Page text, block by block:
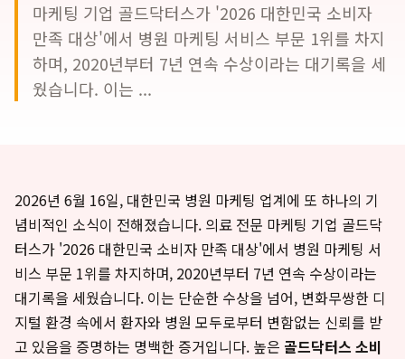
마케팅 기업 골드닥터스가 '2026 대한민국 소비자
만족 대상'에서 병원 마케팅 서비스 부문 1위를 차지
하며, 2020년부터 7년 연속 수상이라는 대기록을 세
웠습니다. 이는 ...
2026년 6월 16일, 대한민국 병원 마케팅 업계에 또 하나의 기
념비적인 소식이 전해졌습니다. 의료 전문 마케팅 기업 골드닥
터스가 '2026 대한민국 소비자 만족 대상'에서 병원 마케팅 서
비스 부문 1위를 차지하며, 2020년부터 7년 연속 수상이라는
대기록을 세웠습니다. 이는 단순한 수상을 넘어, 변화무쌍한 디
지털 환경 속에서 환자와 병원 모두로부터 변함없는 신뢰를 받
고 있음을 증명하는 명백한 증거입니다. 높은 골드닥터스 소비